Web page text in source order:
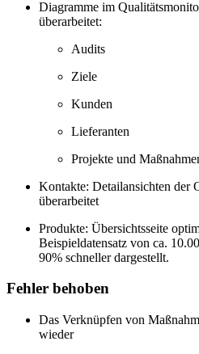
Diagramme im
überarbeitet:
Audits
Ziele
Kunden
Lieferanten
Projekte und
Kontakte: Detailansichten der
überarbeitet
Produkte: Übersichtsseite
Beispieldatensatz von ca.
90% schneller dargestellt.
Fehler behoben
Das Verknüpfen von
wieder